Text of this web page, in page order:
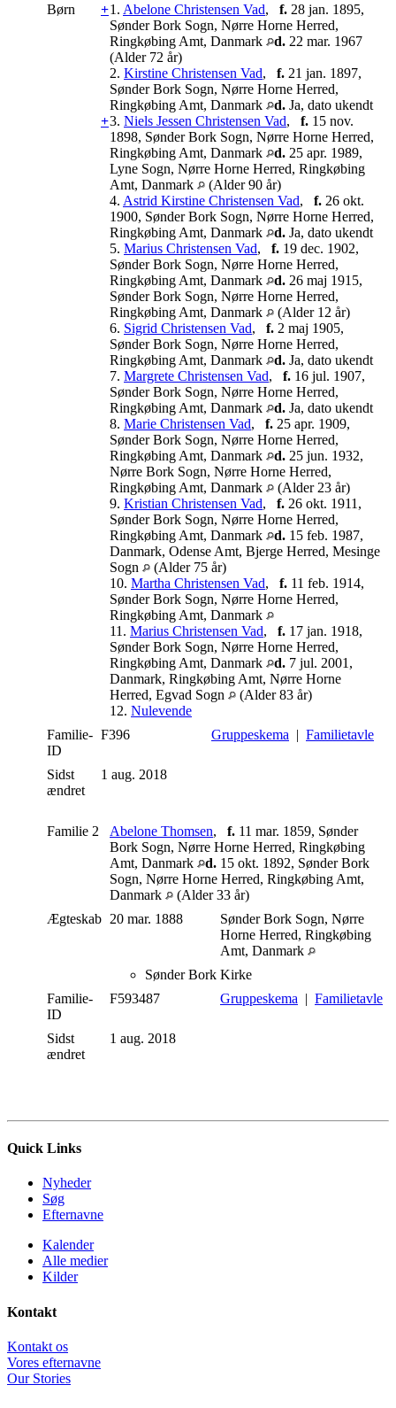
Børn
+1. Abelone Christensen Vad, f. 28 jan. 1895,
Sønder Bork Sogn, Nørre Horne Herred,
Ringkøbing Amt, Danmark
d. 22 mar. 1967
(Alder 72 år)
2. Kirstine Christensen Vad, f. 21 jan. 1897,
Sønder Bork Sogn, Nørre Horne Herred,
Ringkøbing Amt, Danmark
d. Ja, dato ukendt
+3. Niels Jessen Christensen Vad, f. 15 nov.
1898, Sønder Bork Sogn, Nørre Horne Herred,
Ringkøbing Amt, Danmark
d. 25 apr. 1989,
Lyne Sogn, Nørre Horne Herred, Ringkøbing
Amt, Danmark
(Alder 90 år)
4. Astrid Kirstine Christensen Vad, f. 26 okt.
1900, Sønder Bork Sogn, Nørre Horne Herred,
Ringkøbing Amt, Danmark
d. Ja, dato ukendt
5. Marius Christensen Vad, f. 19 dec. 1902,
Sønder Bork Sogn, Nørre Horne Herred,
Ringkøbing Amt, Danmark
d. 26 maj 1915,
Sønder Bork Sogn, Nørre Horne Herred,
Ringkøbing Amt, Danmark
(Alder 12 år)
6. Sigrid Christensen Vad, f. 2 maj 1905,
Sønder Bork Sogn, Nørre Horne Herred,
Ringkøbing Amt, Danmark
d. Ja, dato ukendt
7. Margrete Christensen Vad, f. 16 jul. 1907,
Sønder Bork Sogn, Nørre Horne Herred,
Ringkøbing Amt, Danmark
d. Ja, dato ukendt
8. Marie Christensen Vad, f. 25 apr. 1909,
Sønder Bork Sogn, Nørre Horne Herred,
Ringkøbing Amt, Danmark
d. 25 jun. 1932,
Nørre Bork Sogn, Nørre Horne Herred,
Ringkøbing Amt, Danmark
(Alder 23 år)
9. Kristian Christensen Vad, f. 26 okt. 1911,
Sønder Bork Sogn, Nørre Horne Herred,
Ringkøbing Amt, Danmark
d. 15 feb. 1987,
Danmark, Odense Amt, Bjerge Herred, Mesinge
Sogn
(Alder 75 år)
10. Martha Christensen Vad, f. 11 feb. 1914,
Sønder Bork Sogn, Nørre Horne Herred,
Ringkøbing Amt, Danmark
11. Marius Christensen Vad, f. 17 jan. 1918,
Sønder Bork Sogn, Nørre Horne Herred,
Ringkøbing Amt, Danmark
d. 7 jul. 2001,
Danmark, Ringkøbing Amt, Nørre Horne
Herred, Egvad Sogn
(Alder 83 år)
12. Nulevende
Familie-
ID
F396 Gruppeskema | Familietavle
Sidst
ændret
1 aug. 2018
Familie 2 Abelone Thomsen, f. 11 mar. 1859, Sønder
Bork Sogn, Nørre Horne Herred, Ringkøbing
Amt, Danmark
d. 15 okt. 1892, Sønder Bork
Sogn, Nørre Horne Herred, Ringkøbing Amt,
Danmark
(Alder 33 år)
Ægteskab 20 mar. 1888
Sønder Bork Sogn, Nørre
Horne Herred, Ringkøbing
Amt, Danmark
Sønder Bork Kirke
Familie-
ID
F593487 Gruppeskema | Familietavle
Sidst
ændret
1 aug. 2018
Quick Links
Nyheder
Søg
Efternavne
Kalender
Alle medier
Kilder
Kontakt
Kontakt os
Vores efternavne
Our Stories